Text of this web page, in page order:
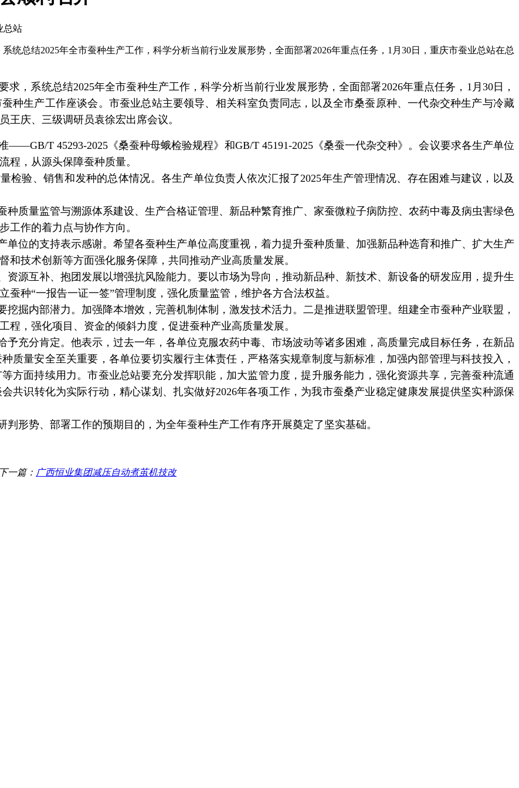
总站
统总结2025年全市蚕种生产工作，科学分析当前行业发展形势，全面部署2026年重点任务，1月30日，重庆市蚕业总站在总
求，系统总结2025年全市蚕种生产工作，科学分析当前行业发展形势，全面部署2026年重点任务， 1 月 30日，
种生产工作座谈会。市蚕业总站主要领导、相关科室负责同志，以及全市桑蚕原种、一代杂交种生产与冷藏
王庆、三级调研员袁徐宏出席会议。
——GB/T 45293-2025《桑蚕种母蛾检验规程》和GB/T 45191-2025《桑蚕一代杂交种》。会议要求各生产单位
程，从源头保障蚕种质量。
检验、销售和发种的总体情况。各生产单位负责人依次汇报了2025年生产管理情况、存在困难与建议，以及
质量监管与溯源体系建设、生产合格证管理、新品种繁育推广、家蚕微粒子病防控、农药中毒及病虫害绿色
工作的着力点与协作方向。
位的支持表示感谢。希望各蚕种生产单位高度重视，着力提升蚕种质量、加强新品种选育和推广、扩大生产
技术创新等方面强化服务保障，共同推动产业高质量发展。
源互补、抱团发展以增强抗风险能力。要以市场为导向，推动新品种、新技术、新设备的研发应用，提升生
蚕种“一报告一证一签”管理制度，强化质量监管，维护各方合法权益。
掘内部潜力。加强降本增效，完善机制体制，激发技术活力。二是推进联盟管理。组建全市蚕种产业联盟，
，强化项目、资金的倾斜力度，促进蚕种产业高质量发展。
予充分肯定。他表示，过去一年，各单位克服农药中毒、市场波动等诸多困难，高质量完成目标任务，在新品
质量安全至关重要，各单位要切实履行主体责任，严格落实规章制度与新标准，加强内部管理与科技投入，
方面持续用力。市蚕业总站要充分发挥职能，加大监管力度，提升服务能力，强化资源共享，完善蚕种流通
共识转化为实际行动，精心谋划、扎实做好2026年各项工作，为我市蚕桑产业稳定健康发展提供坚实种源保
形势、部署工作的预期目的，为全年蚕种生产工作有序开展奠定了坚实基础。
一篇： 广西恒业集团减压自动煮茧机技改